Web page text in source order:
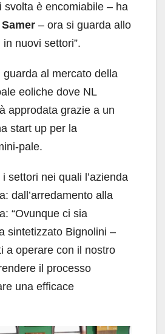
svolta è encomiabile – ha
– ora si guarda allo
nuovi settori”.
guarda al mercato della
eoliche dove NL
approdata grazie a un
start up per la
pale.
settori nei quali l’azienda
dall’arredamento alla
“Ovunque ci sia
sintetizzato Bignolini –
a operare con il nostro
il processo
una efficace